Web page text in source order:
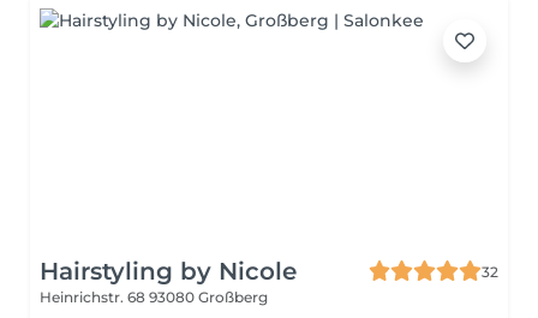
Hairstyling by Nicole
32
Heinrichstr. 68 93080 Großberg